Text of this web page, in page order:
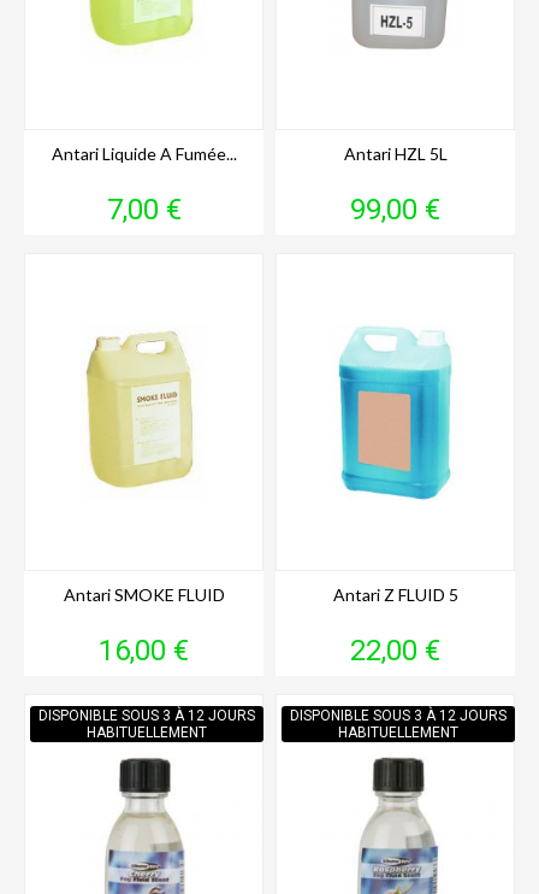
Antari Liquide A Fumée...
Prix
7,00 €
Antari HZL 5L
Prix
99,00 €
Antari SMOKE FLUID
Prix
16,00 €
Antari Z FLUID 5
Prix
22,00 €
DISPONIBLE SOUS 3 À 12 JOURS
HABITUELLEMENT
DISPONIBLE SOUS 3 À 12 JOURS
HABITUELLEMENT